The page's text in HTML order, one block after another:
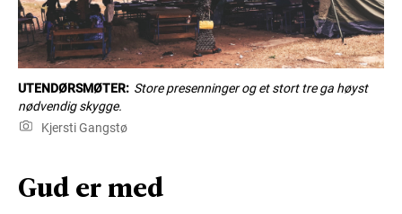
UTENDØRSMØTER: Store presenninger og et stort tre ga høyst
nødvendig skygge.
Kjersti Gangstø
Gud er med